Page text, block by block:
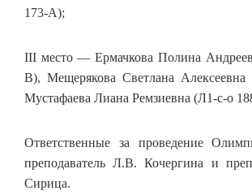
173-А);
III место — Ермачкова Полина
В), Мещерякова Светлана
Мустафаева Лиана Ремзиевна (Л1-с-о
Ответственные за проведение
преподаватель Л.В. Кочергина и
Сирица.